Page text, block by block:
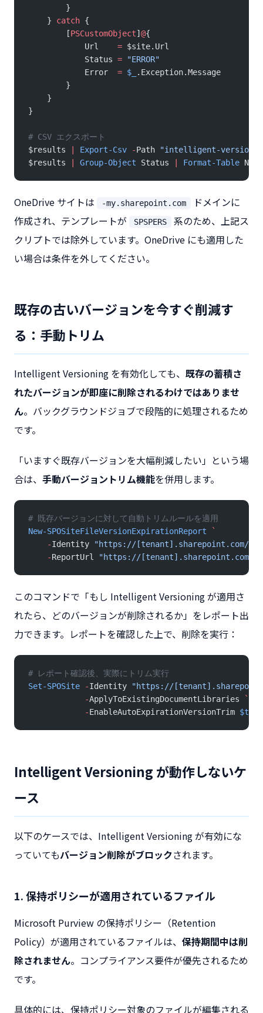
        }
    }
catch {
        [
PSCustomObject] @{
            Url
= $site.Url
            Status
= "ERROR"
            Error
= $_
.Exception.Message
        }
    }
}
# CSV エクスポート
$results
Export-Csv -Path
"intelligent-
$results
Group-Object Status Format-Table Name
OneDrive サイトは -my.sharepoint.com
ドメインに
作成され、テンプレートが
SPSPERS
系のため、上記ス
クリプトでは除外しています。OneDrive にも適用した
い場合は条件を外してください。
既存の古いバージョンを今すぐ削減す
る：手動トリム
Intelligent Versioning を有効化しても、 既存の蓄積さ
れたバージョンが即座に削除されるわけではありませ
ん。バックグラウンドジョブで段階的に処理されるため
です。
「いますぐ既存バージョンを大幅削減したい」という場
合は、 手動バージョントリム機能を併用します。
# 既存バージョンに対して自動トリムルールを適用
New-SPOSiteFileVersionExpirationReport `
    -
Identity
"https://[tenant].sharepoint.com/
    -
ReportUrl "https://[tenant].sharepoint.com/
このコマンドで「もし Intelligent Versioning が適用さ
れたら、どのバージョンが削除されるか」をレポート出
力できます。レポートを確認した上で、削除を実行：
# レポート確認後、実際にトリム実行
Set-SPOSite -Identity
"https://
            -
ApplyToExistingDocumentLibraries
`
            -
EnableAutoExpirationVersionTrim $true
Intelligent Versioning が動作しないケ
ース
以下のケースでは、Intelligent Versioning が有効にな
っていてもバージョン削除がブロックされます。
1. 保持ポリシーが適用されているファイル
Microsoft Purview の保持ポリシー（Retention
Policy）が適用されているファイルは、 保持期間中は削
除されません。コンプライアンス要件が優先されるため
です。
具体的には、保持ポリシー対象のファイルが編集される